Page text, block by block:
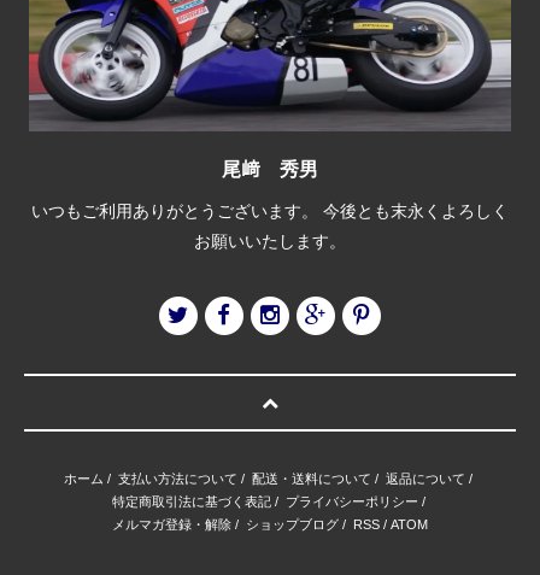
尾﨑 秀男
いつもご利用ありがとうございます。 今後とも末永くよろしく
お願いいたします。
ホーム / 支払い方法について / 配送・送料について / 返品について /
特定商取引法に基づく表記/ プライバシーポリシー /
メルマガ登録・解除 / ショップブログ / RSS / ATOM